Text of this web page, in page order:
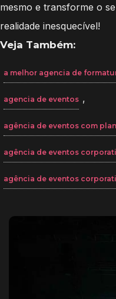
mesmo e transforme o
realidade inesquecível!
Veja Também:
a melhor agencia de
agencia de eventos ,
agência de eventos com
agência de eventos
agência de eventos